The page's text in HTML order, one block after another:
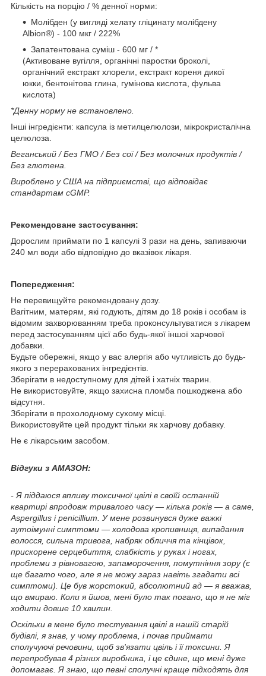
Кількість на порцію / % денної норми:
Молібден (у вигляді хелату гліцинату молібдену
Albion®) - 100 мкг / 222%
Запатентована суміш - 600 мг / *
(Активоване вугілля, органічні паростки броколі,
органічний екстракт хлорели, екстракт кореня дикої
юкки, бентонітова глина, гумінова кислота, фульва
кислота)
*Денну норму не встановлено.
Інші інгредієнти: капсула із метилцелюлози, мікрокристалічна
целюлоза.
Веганський / Без ГМО / Без сої / Без молочних продуктів /
Без глютена.
Вироблено у США на підприємстві, що відповідає
стандартам cGMP.
Рекомендоване застосування:
Дорослим приймати по 1 капсулі 3 рази на день, запиваючи
240 мл води або відповідно до вказівок лікаря.
Попередження:
Не перевищуйте рекомендовану дозу.
Вагітним, матерям, які годують, дітям до 18 років і особам із
відомим захворюванням треба проконсультуватися з лікарем
перед застосуванням цієї або будь-якої іншої харчової
добавки.
Будьте обережні, якщо у вас алергія або чутливість до будь-
якого з перерахованих інгредієнтів.
Зберігати в недоступному для дітей і хатніх тварин.
Не використовуйте, якщо захисна пломба пошкоджена або
відсутня.
Зберігати в прохолодному сухому місці.
Використовуйте цей продукт тільки як харчову добавку.
Не є лікарським засобом.
Відгуки з АМАЗОН:
- Я піддаюся впливу токсичної цвілі в своїй останній
квартирі впродовж тривалого часу — кілька років — а саме,
Aspergillus і penicillium. У мене розвинувся дуже важкі
аутоімунні симптоми — холодова кропивниця, випадання
волосся, сильна тривога, набряк обличчя та кінцівок,
прискорене серцебиття, слабкість у руках і ногах,
проблеми з рівновагою, запаморочення, помутніння зору (є
ще багато чого, але я не можу зараз навіть згадати всі
симптоми). Це був жорстокий, абсолютний ад — я вважав,
що вмираю. Коли я йшов, мені було так погано, що я не міг
ходити довше 10 хвилин.
Оскільки в мене було тестування цвілі в нашій старій
будівлі, я знав, у чому проблема, і почав приймати
сполучуючі речовини, щоб зв'язати цвіль і її токсини. Я
перепробував 4 різних виробника, і це єдине, що мені дуже
допомагає. Я знаю, що певні сполучні краще підходять для